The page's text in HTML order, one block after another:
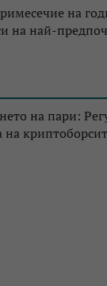
на
на най-
на пари:
на